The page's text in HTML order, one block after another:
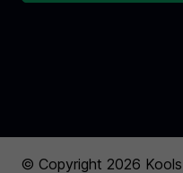
© Copyright 2026